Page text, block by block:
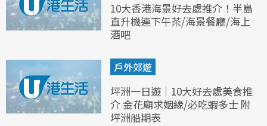
10大香港海景好去處推介！半島
直升機連下午茶/海景餐廳/海上
酒吧
戶外郊遊
坪洲一日遊｜10大好去處美食推
介 金花廟求姻緣/必吃蝦多士 附
坪洲船期表